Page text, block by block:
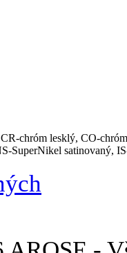
chróm lesklý, CO-
SuperNikel satinovaný,